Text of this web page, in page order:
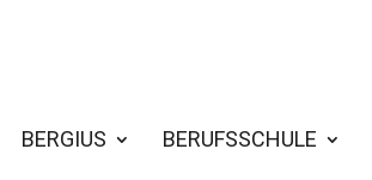
BERGIUS BERUFSSCHULE